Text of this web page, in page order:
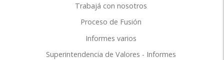
Trabajá con nosotros
Proceso de Fusión
Informes varios
Superintendencia de Valores - Informes